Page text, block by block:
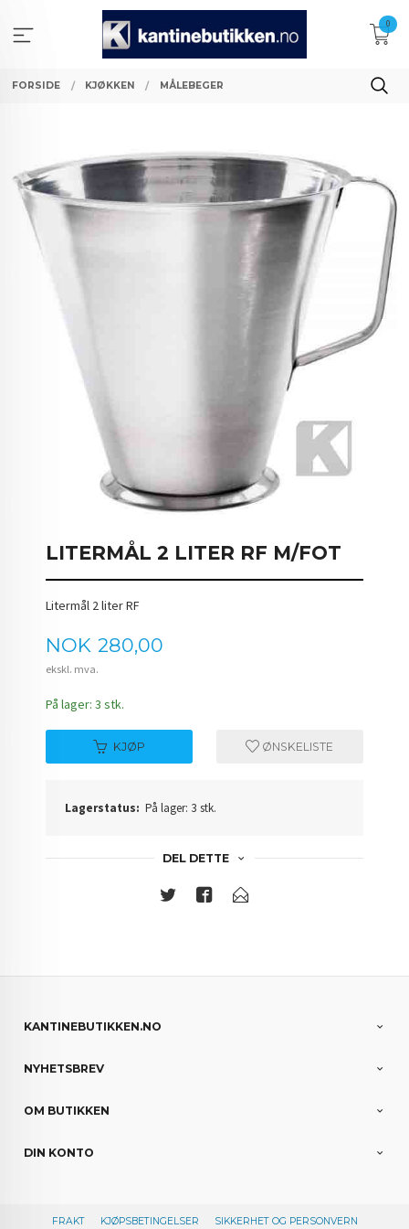
innholdet
0
FORSIDE KJØKKEN MÅLEBEGER
LITERMÅL 2 LITER RF M/FOT
Litermål 2 liter RF
Pris
NOK 280,00
ekskl. mva.
På lager: 3 stk.
KJØP ØNSKELISTE
Lagerstatus: På lager: 3 stk.
DEL DETTE
KANTINEBUTIKKEN.NO
NYHETSBREV
OM BUTIKKEN
DIN KONTO
FRAKT KJØPSBETINGELSER SIKKERHET OG PERSONVERN